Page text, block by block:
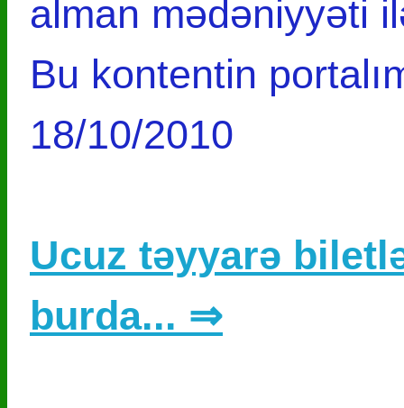
alman mədəniyyəti
Bu kontentin
18/10/2010
Ucuz təyyarə
burda... ⇒